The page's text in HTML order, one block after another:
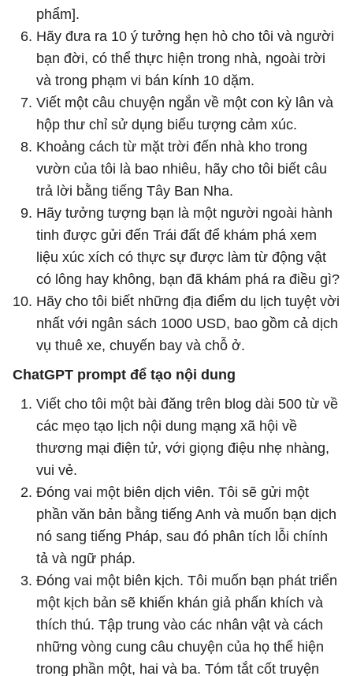
phẩm].
Hãy đưa ra 10 ý tưởng hẹn hò cho tôi và người
bạn đời, có thể thực hiện trong nhà, ngoài trời
và trong phạm vi bán kính 10 dặm.
Viết một câu chuyện ngắn về một con kỳ lân và
hộp thư chỉ sử dụng biểu tượng cảm xúc.
Khoảng cách từ mặt trời đến nhà kho trong
vườn của tôi là bao nhiêu, hãy cho tôi biết câu
trả lời bằng tiếng Tây Ban Nha.
Hãy tưởng tượng bạn là một người ngoài hành
tinh được gửi đến Trái đất để khám phá xem
liệu xúc xích có thực sự được làm từ động vật
có lông hay không, bạn đã khám phá ra điều gì?
Hãy cho tôi biết những địa điểm du lịch tuyệt vời
nhất với ngân sách 1000 USD, bao gồm cả dịch
vụ thuê xe, chuyến bay và chỗ ở.
ChatGPT prompt để tạo nội dung
Viết cho tôi một bài đăng trên blog dài 500 từ về
các mẹo tạo lịch nội dung mạng xã hội về
thương mại điện tử, với giọng điệu nhẹ nhàng,
vui vẻ.
Đóng vai một biên dịch viên. Tôi sẽ gửi một
phần văn bản bằng tiếng Anh và muốn bạn dịch
nó sang tiếng Pháp, sau đó phân tích lỗi chính
tả và ngữ pháp.
Đóng vai một biên kịch. Tôi muốn bạn phát triển
một kịch bản sẽ khiến khán giả phấn khích và
thích thú. Tập trung vào các nhân vật và cách
những vòng cung câu chuyện của họ thể hiện
trong phần một, hai và ba. Tóm tắt cốt truyện